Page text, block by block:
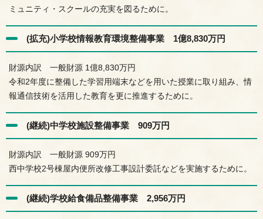
ミュニティ・スクールの充実を図るために。
(拡充)小学校情報教育環境整備事業 1億8,830万円
財源内訳 一般財源 1億8,830万円
令和2年度に整備した学習用端末などを用いた授業に取り組み、情
報通信技術を活用した教育を更に推進するために。
(継続)中学校施設整備事業 909万円
財源内訳 一般財源 909万円
西中学校2号棟屋内便所改修工事設計委託などを実施するために。
(継続)学校給食備品整備事業 2,956万円